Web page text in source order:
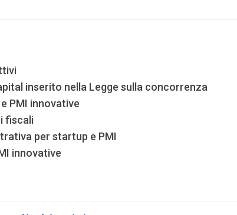
inserito nella Legge sulla concorrenza
PMI innovative
fiscali
per startup e PMI
innovative